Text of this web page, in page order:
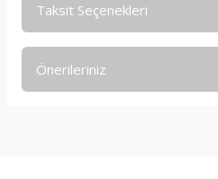
Taksit Seçenekleri
Önerileriniz